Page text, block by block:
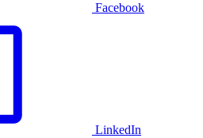
Facebook
LinkedIn